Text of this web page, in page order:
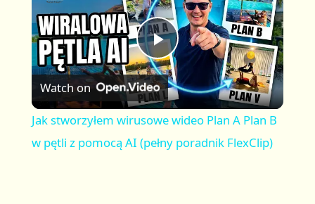
y
m
t
e
l
l
s
c
r
e
n
P
l
a
Watch on
Jak stworzyłem wirusowe wideo Plan A Plan B
w pętli z pomocą AI (pełny poradnik FlexClip)